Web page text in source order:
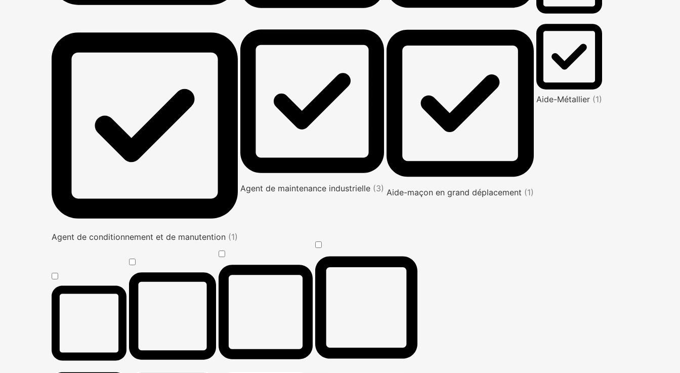
Agent de conditionnement et de manutention (1)
Agent de maintenance industrielle (3) Aide-maçon en grand déplacement (1)
Aide-Métallier (1)